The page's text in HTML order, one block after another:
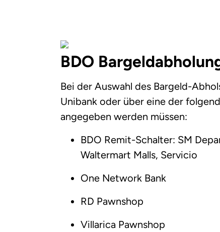
BDO
Bei der Auswahl des Bargeld-
Unibank oder über eine der
angegeben werden müssen:
BDO Remit-Schalter: SM
Waltermart Malls, Servicio
One Network Bank
RD Pawnshop
Villarica Pawnshop